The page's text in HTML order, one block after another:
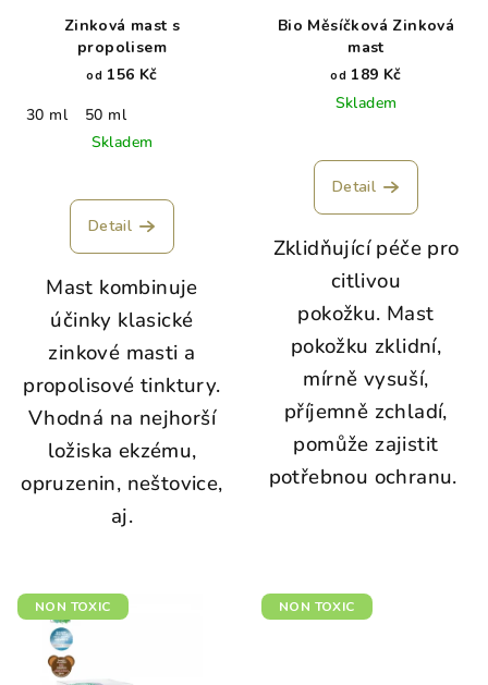
Zinková mast s
propolisem
od 156 Kč
30 ml
50 ml
Skladem
Detail
Mast kombinuje
účinky klasické
zinkové masti a
propolisové tinktury.
Vhodná na nejhorší
ložiska ekzému,
opruzenin, neštovice,
aj.
Bio Měsíčková Zinková
mast
od 189 Kč
Skladem
Detail
Zklidňující péče pro
citlivou
pokožku. Mast
pokožku zklidní,
mírně vysuší,
příjemně zchladí,
pomůže zajistit
potřebnou ochranu.
NON TOXIC NON TOXIC